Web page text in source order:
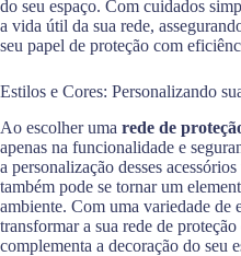
do seu espaço. Com cuidados
a vida útil da sua rede,
seu papel de proteção com
Estilos e Cores: Personalizando
Ao escolher uma rede de
apenas na funcionalidade e
a personalização desses
também pode se tornar um
ambiente. Com uma variedade de
transformar a sua rede de
complementa a decoração do seu